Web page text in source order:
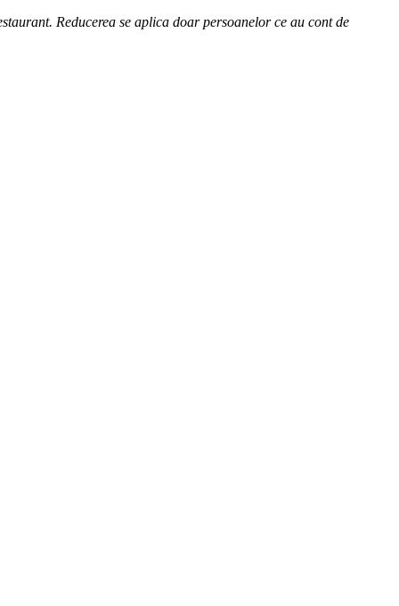
Reducerea se aplica doar persoanelor ce au cont de